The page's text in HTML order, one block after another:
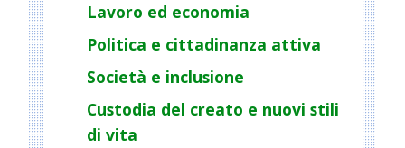
Lavoro ed economia
Politica e cittadinanza attiva
Società e inclusione
Custodia del creato e nuovi stili
di vita